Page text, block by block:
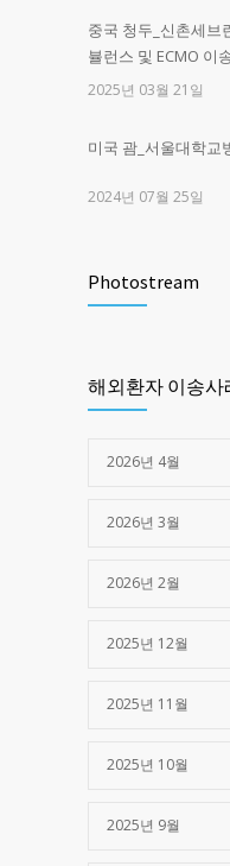
중국 청두_신촌세브
뷸런스 및 ECMO 이
2025년 03월 21일
미국 괌_서울대학교
2024년 07월 25일
2025년 03월 28일
2025년 05월 16일
Photostream
해외환자 이송사
2026년 4월
2026년 3월
2026년 2월
2025년 12월
2025년 11월
2025년 10월
2025년 9월